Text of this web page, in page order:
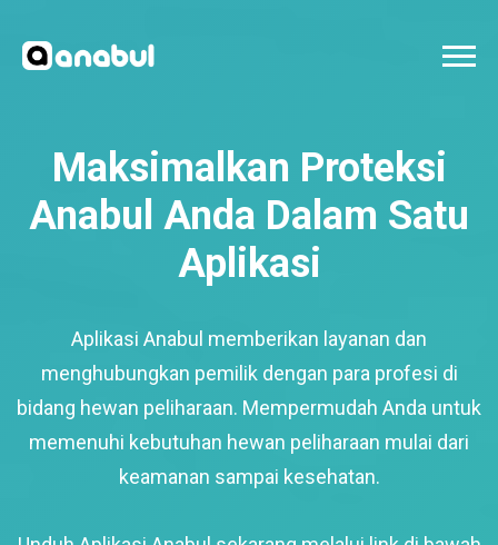
Maksimalkan Proteksi
Anabul Anda Dalam Satu
Aplikasi
Aplikasi Anabul memberikan layanan dan
menghubungkan pemilik dengan para profesi di
bidang hewan peliharaan. Mempermudah Anda untuk
memenuhi kebutuhan hewan peliharaan mulai dari
keamanan sampai kesehatan.